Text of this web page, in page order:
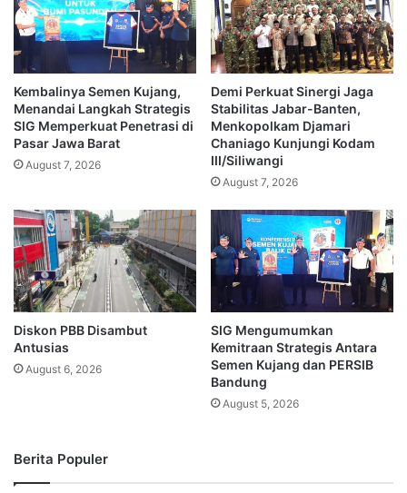
Kembalinya Semen Kujang,
Menandai Langkah Strategis
SIG Memperkuat Penetrasi di
Pasar Jawa Barat
August 7, 2026
Demi Perkuat Sinergi Jaga
Stabilitas Jabar-Banten,
Menkopolkam Djamari
Chaniago Kunjungi Kodam
III/Siliwangi
August 7, 2026
Diskon PBB Disambut
Antusias
August 6, 2026
SIG Mengumumkan
Kemitraan Strategis Antara
Semen Kujang dan PERSIB
Bandung
August 5, 2026
Berita Populer